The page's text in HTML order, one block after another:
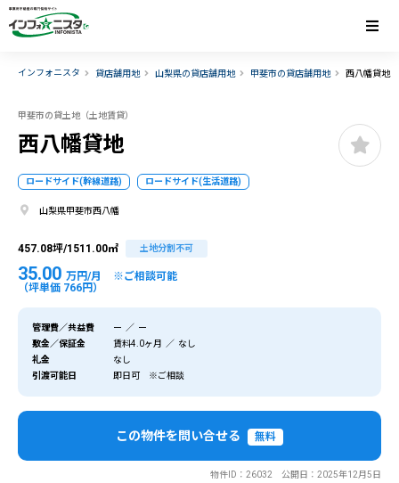
インフォニスタ 貸店舗用地 山梨県の貸店舗用地 甲斐市の貸店舗用地 西八幡貸地
甲斐市の貸土地（土地賃貸）
西八幡貸地
ロードサイド(幹線道路) ロードサイド(生活道路)
山梨県甲斐市西八幡
457.08坪/1511.00㎡ 土地分割不可
35.00 万円/月
※ご相談可能
（坪単価 766円）
管理費／共益費
ー ／ ー
敷金／保証金
賃料4.0ヶ月 ／ なし
礼金
なし
引渡可能日
即日可 ※ご相談
この物件を問い合せる 無料
物件ID：26032 公開日：2025年12月5日